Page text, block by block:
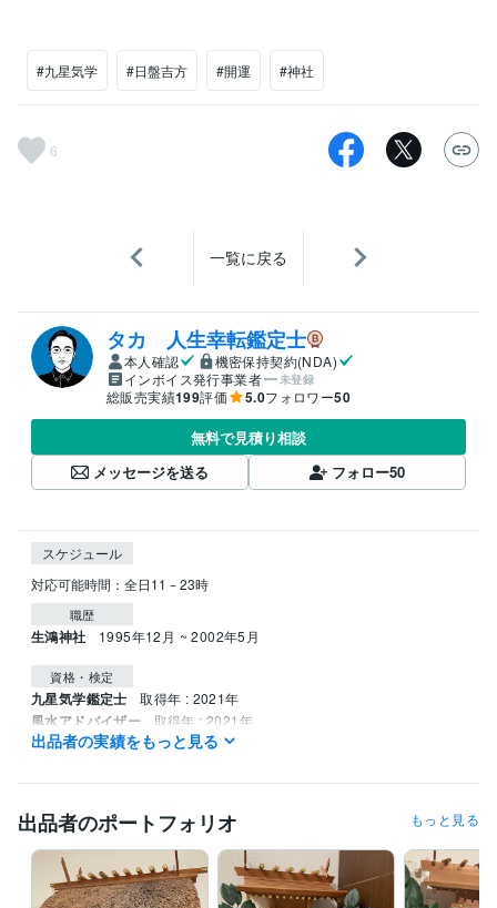
#九星気学 #日盤吉方 #開運 #神社
6
一覧に戻る
タカ 人生幸転鑑定士
本人確認
機密保持契約(NDA)
インボイス発行事業者
未登録
総販売実績199評価 5.0フォロワー50
無料で見積り相談
メッセージを送る
フォロー50
スケジュール
職歴
生鴻神社 1995年12月 ~ 2002年5月
資格・検定
九星気学鑑定士 取得年 : 2021年
風水アドバイザー 取得年 : 2021年
姓名判断鑑定士 取得年 : 2022年
調理師 取得年 : 1990年
その他ツール
神道行者（神道指紋易・神霊伺い・御祈願・お祓い等）:28年
霊相（霊視・除霊・浄霊等）:28年九星気学鑑定（方位学）:28年
霊理姓名学判断（鑑定）:27年
出品者の実績をもっと見る
出品者のポートフォリオ もっと見る